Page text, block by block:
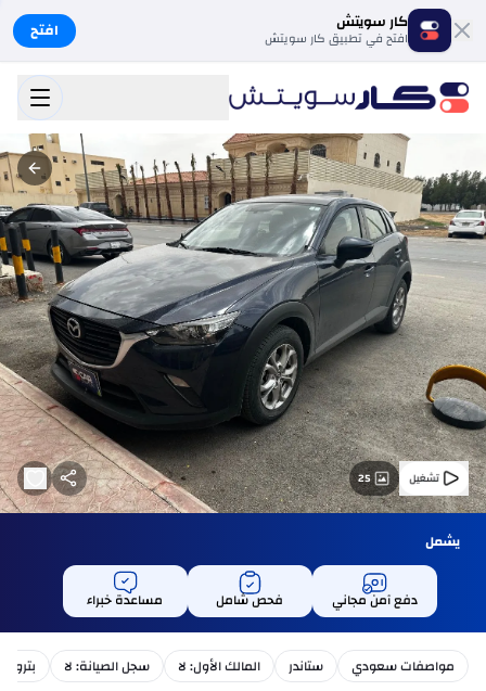
كار سويتش
افتح في تطبيق كار سويتش افتح
25
يشمل
دفع آمن مجاني فحص شامل مساعدة خبراء
مواصفات سعودي ستاندر المالك الأول: لا سجل الصيانة: لا بترول